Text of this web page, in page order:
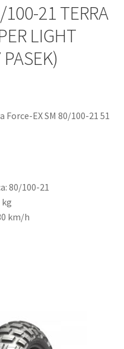
21 TERRA
LIGHT
EX SM 80/100-21 51
80/100-21
kg
km/h